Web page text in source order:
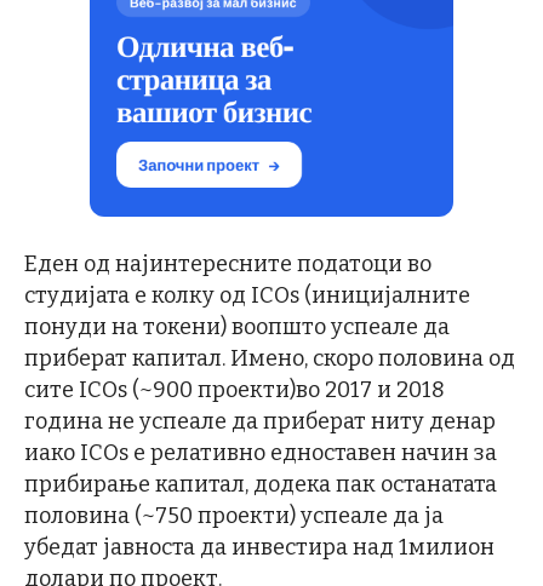
Еден од најинтересните податоци во
студијата е колку од ICOs (иницијалните
понуди на токени) воопшто успеале да
приберат капитал. Имено, скоро половина од
сите ICOs (~900 проекти)во 2017 и 2018
година не успеале да приберат ниту денар
иако ICОs е релативно едноставен начин за
прибирање капитал, додека пак останатата
половина (~750 проекти) успеале да ја
убедат јавноста да инвестира над 1милион
долари по проект.